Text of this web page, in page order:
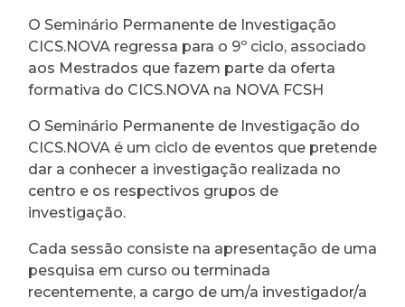
O Seminário Permanente de Investigação
CICS.NOVA regressa para o 9º ciclo, associado
aos Mestrados que fazem parte da oferta
formativa do CICS.NOVA na NOVA FCSH
O Seminário Permanente de Investigação do
CICS.NOVA é um ciclo de eventos que pretende
dar a conhecer a investigação realizada no
centro e os respectivos grupos de
investigação.
Cada sessão consiste na apresentação de uma
pesquisa em curso ou terminada
recentemente, a cargo de um/a investigador/a